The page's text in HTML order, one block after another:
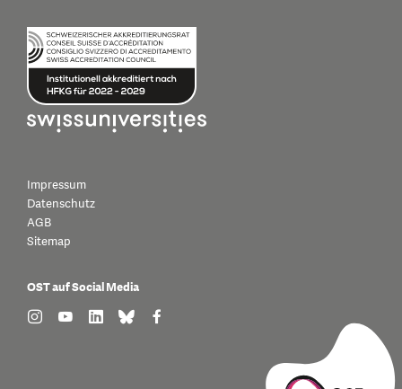
Impressum
Datenschutz
AGB
Sitemap
OST auf Social Media
find us on: instagram
find us on: youtube
find us on: linkedin
find us on: bluesky
find us on: facebook